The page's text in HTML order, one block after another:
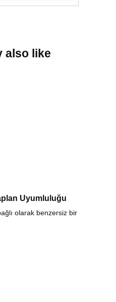
also like
Uyumluluğu
olarak benzersiz bir